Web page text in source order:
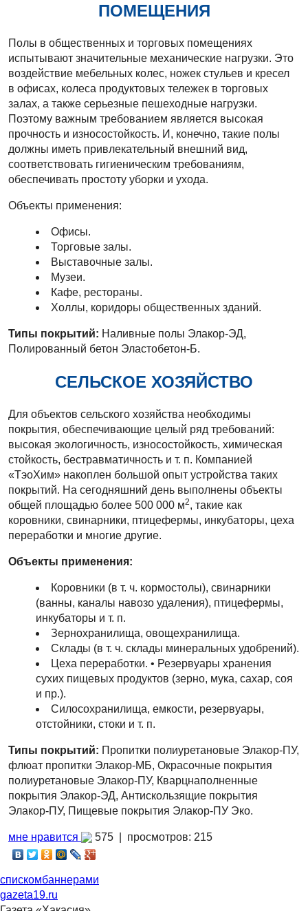
ПОМЕЩЕНИЯ
Полы в общественных и торговых помещениях
испытывают значительные механические нагрузки. Это
воздействие мебельных колес, ножек стульев и кресел
в офисах, колеса продуктовых тележек в торговых
залах, а также серьезные пешеходные нагрузки.
Поэтому важным требованием является высокая
прочность и износостойкость. И, конечно, такие полы
должны иметь привлекательный внешний вид,
соответствовать гигиеническим требованиям,
обеспечивать простоту уборки и ухода.
Объекты применения:
Офисы.
Торговые залы.
Выставочные залы.
Музеи.
Кафе, рестораны.
Холлы, коридоры общественных зданий.
Типы покрытий: Наливные полы Элакор-ЭД,
Полированный бетон Эластобетон-Б.
СЕЛЬСКОЕ ХОЗЯЙСТВО
Для объектов сельского хозяйства необходимы
покрытия, обеспечивающие целый ряд требований:
высокая экологичность, износостойкость, химическая
стойкость, бестравматичность и т. п. Компанией
«ТэоХим» накоплен большой опыт устройства таких
покрытий. На сегодняшний день выполнены объекты
общей площадью более 500 000 м2, такие как
коровники, свинарники, птицефермы, инкубаторы, цеха
переработки и многие другие.
Объекты применения:
Коровники (в т. ч. кормостолы), свинарники
(ванны, каналы навозо удаления), птицефермы,
инкубаторы и т. п.
Зернохранилища, овощехранилища.
Склады (в т. ч. склады минеральных удобрений).
Цеха переработки. • Резервуары хранения
сухих пищевых продуктов (зерно, мука, сахар, соя
и пр.).
Силосохранилища, емкости, резервуары,
отстойники, стоки и т. п.
Типы покрытий: Пропитки полиуретановые Элакор-ПУ,
флюат пропитки Элакор-МБ, Окрасочные покрытия
полиуретановые Элакор-ПУ, Кварцнаполненные
покрытия Элакор-ЭД, Антискользящие покрытия
Элакор-ПУ, Пищевые покрытия Элакор-ПУ Эко.
мне нравится 575 | просмотров: 215
спискомбаннерами
gazeta19.ru